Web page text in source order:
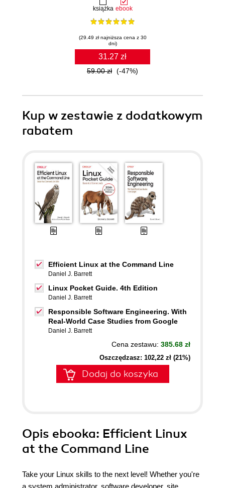
książka ebook
(29.49 zł najniższa cena z 30
dni)
31.27 zł
59.00 zł (-47%)
Kup w zestawie z dodatkowym
rabatem
Efficient Linux at the Command Line
Daniel J. Barrett
Linux Pocket Guide. 4th Edition
Daniel J. Barrett
Responsible Software Engineering. With
Real-World Case Studies from Google
Daniel J. Barrett
Cena zestawu: 385.68 zł
Oszczędzasz: 102,22 zł (21%)
Dodaj do koszyka
Opis ebooka: Efficient Linux
at the Command Line
Take your Linux skills to the next level! Whether you're
a system administrator, software developer, site